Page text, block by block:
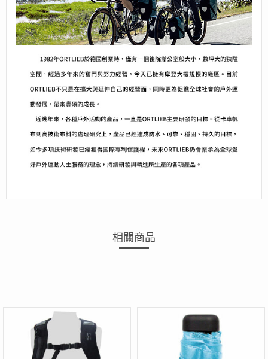
相關商品